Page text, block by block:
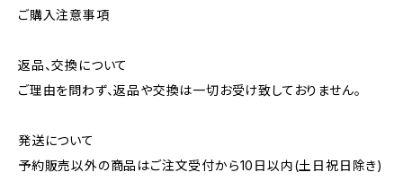
ご購入注意事項
返品、交換について
ご理由を問わず、返品や交換は一切お受け致しておりません。
発送について
予約販売以外の商品はご注文受付から10日以内(土日祝日除き)